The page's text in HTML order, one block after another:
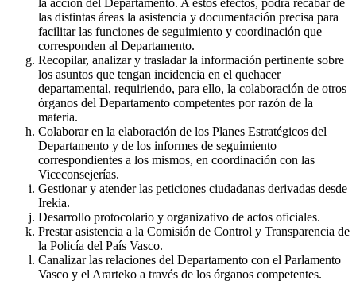
la acción del Departamento. A estos efectos, podrá recabar de
las distintas áreas la asistencia y documentación precisa para
facilitar las funciones de seguimiento y coordinación que
corresponden al Departamento.
Recopilar, analizar y trasladar la información pertinente sobre
los asuntos que tengan incidencia en el quehacer
departamental, requiriendo, para ello, la colaboración de otros
órganos del Departamento competentes por razón de la
materia.
Colaborar en la elaboración de los Planes Estratégicos del
Departamento y de los informes de seguimiento
correspondientes a los mismos, en coordinación con las
Viceconsejerías.
Gestionar y atender las peticiones ciudadanas derivadas desde
Irekia.
Desarrollo protocolario y organizativo de actos oficiales.
Prestar asistencia a la Comisión de Control y Transparencia de
la Policía del País Vasco.
Canalizar las relaciones del Departamento con el Parlamento
Vasco y el Ararteko a través de los órganos competentes.